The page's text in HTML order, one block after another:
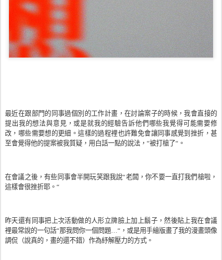
最近在跟部門的同事過個別的工作計畫，在討論案子的時候，我會直接的
提出我的想法與意見，或是就我的經驗告訴他們哪些我覺得可能需要修
改，哪些需要想的更細。這樣的過程裡也許難免會讓同事感覺到挫折，甚
至會覺得他的提案被我質疑，用白話一點的說法，“被打槍了“。
在會議之後，有些同事會半開玩笑跟我說“老闆，你不要一直打我們槍啦，
這樣會很挫折耶。“
昨天還有同事把上次活動做的人形立牌臉上加上鬍子，然後貼上我在會議
裡最常說的一句話“那我問你一個問題…“，或是用手繪版畫了我的漫畫頭像
調侃（說真的，畫的還不錯）作為紓解壓力的方式。